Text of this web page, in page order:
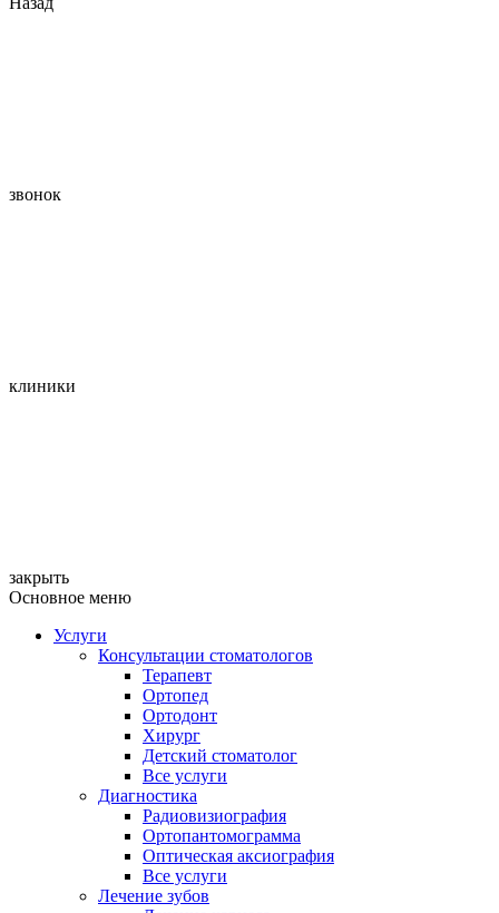
звонок
клиники
закрыть
Основное меню
Услуги
Консультации стоматологов
Терапевт
Ортопед
Ортодонт
Хирург
Детский стоматолог
Все услуги
Диагностика
Радиовизиография
Ортопантомограмма
Оптическая аксиография
Все услуги
Лечение зубов